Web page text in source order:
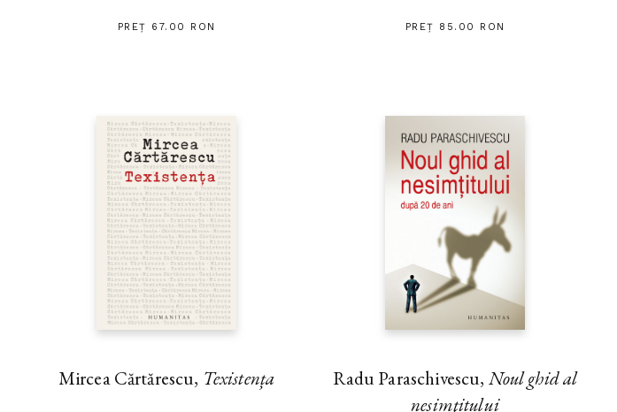
PREȚ 67.00 RON PREȚ 85.00 RON
Mircea Cărtărescu, Texistența Radu Paraschivescu, Noul ghid al
nesimţitului